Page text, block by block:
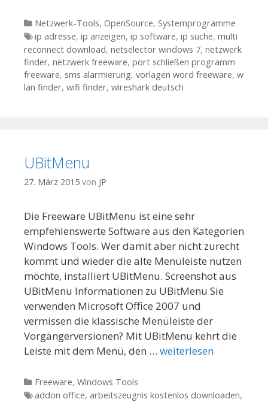
Kategorien
Netzwerk-Tools, OpenSource, Systemprogramme
Tags
ip adresse, ip anzeigen, ip software, ip suche, multi
reconnect download, netselector windows 7, netzwerk
finder, netzwerk freeware, port schließen programm
freeware, sms alarmierung, vorlagen word freeware, w
lan finder, wifi finder, wireshark deutsch
UBitMenu
27. März 2015 von JP
Die Freeware UBitMenu ist eine sehr
empfehlenswerte Software aus den Kategorien
Windows Tools. Wer damit aber nicht zurecht
kommt und wieder die alte Menüleiste nutzen
möchte, installiert UBitMenu. Screenshot aus
UBitMenu Informationen zu UBitMenu Sie
verwenden Microsoft Office 2007 und
vermissen die klassische Menüleiste der
Vorgängerversionen? Mit UBitMenu kehrt die
Leiste mit dem Menü, den … weiterlesen
Kategorien
Freeware, Windows Tools
Tags
addon office, arbeitszeugnis kostenlos downloaden,